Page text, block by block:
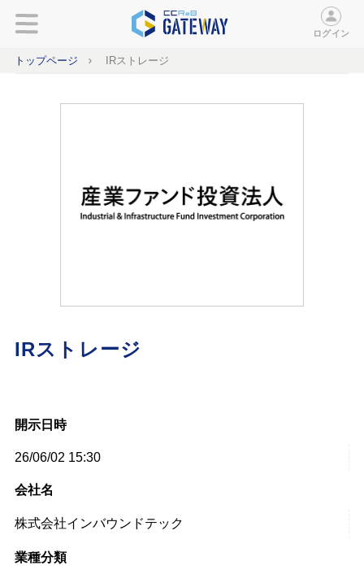
ログイン
トップページ IRストレージ
IRストレージ
開示日時
26/06/02 15:30
会社名
株式会社インバウンドテック
業種分類